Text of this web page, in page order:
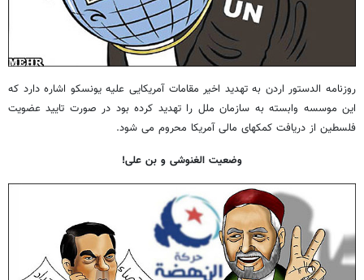
روزنامه الدستور اردن به تهدید اخیر مقامات آمریکایی علیه یونسکو اشاره دارد که
این موسسه وابسته به سازمان ملل را تهدید کرده بود در صورت تایید عضویت
فلسطین از دریافت کمکهای مالی آمریکا محروم می شود.
وضعیت الغنوشی و بن علی!